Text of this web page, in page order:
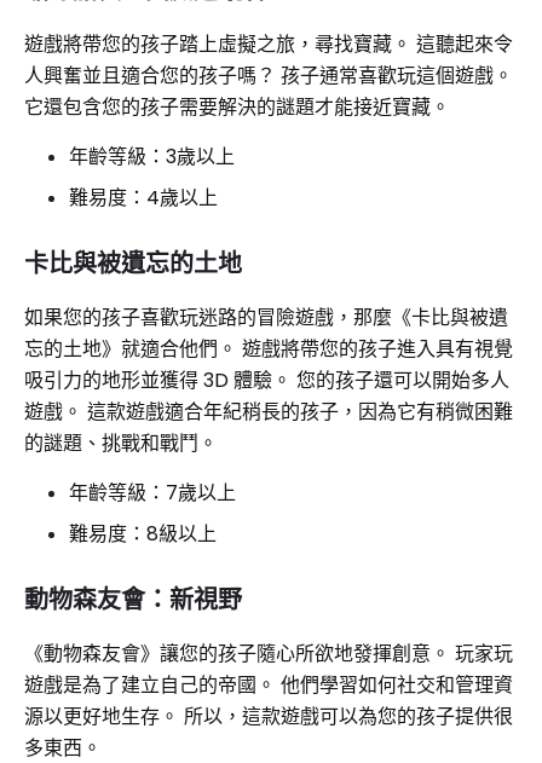
遊戲將帶您的孩子踏上虛擬之旅，尋找寶藏。 這聽起來令
人興奮並且適合您的孩子嗎？ 孩子通常喜歡玩這個遊戲。
它還包含您的孩子需要解決的謎題才能接近寶藏。
年齡等級：3歲以上
難易度：4歲以上
卡比與被遺忘的土地
如果您的孩子喜歡玩迷路的冒險遊戲，那麼《卡比與被遺
忘的土地》就適合他們。 遊戲將帶您的孩子進入具有視覺
吸引力的地形並獲得 3D 體驗。 您的孩子還可以開始多人
遊戲。 這款遊戲適合年紀稍長的孩子，因為它有稍微困難
的謎題、挑戰和戰鬥。
年齡等級：7歲以上
難易度：8級以上
動物森友會：新視野
《動物森友會》讓您的孩子隨心所欲地發揮創意。 玩家玩
遊戲是為了建立自己的帝國。 他們學習如何社交和管理資
源以更好地生存。 所以，這款遊戲可以為您的孩子提供很
多東西。